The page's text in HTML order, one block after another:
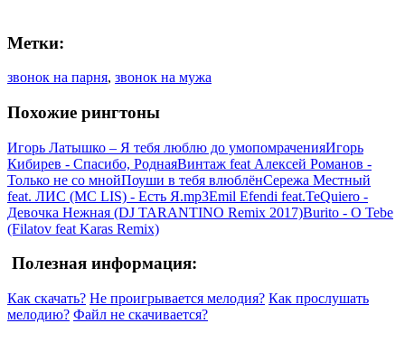
Метки:
звонок на парня, звонок на мужа
Похожие рингтоны
Игорь Латышко – Я тебя люблю до умопомраченияИгорь
Кибирев - Спасибо, РоднаяВинтаж feat Алексей Романов -
Только не со мнойПоуши в тебя влюблёнСережа Местный
feat. ЛИС (MC LIS) - Есть Я.mp3Emil Efendi feat.TeQuiero -
Девочка Нежная (DJ TARANTINO Remix 2017)Burito - O Tebe
(Filatov feat Karas Remix)
Полезная информация:
Как скачать? Не проигрывается мелодия? Как прослушать
мелодию? Файл не скачивается?